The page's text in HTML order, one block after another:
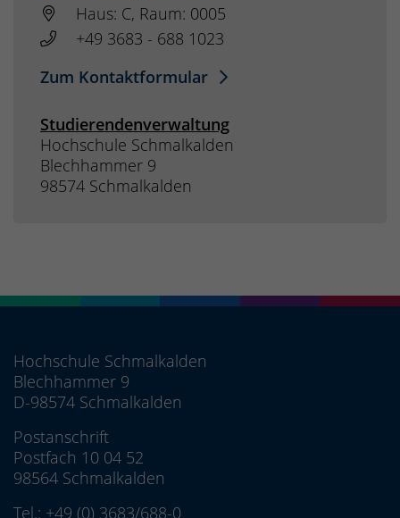
Haus: C, Raum: 0005
+49 3683 - 688 1023
Zum Kontaktformular
Studierendenverwaltung
Hochschule Schmalkalden
Blechhammer 9
98574 Schmalkalden
Hochschule Schmalkalden
Blechhammer 9
D-98574 Schmalkalden
Postanschrift
Postfach 10 04 52
98564 Schmalkalden
Tel.: +49 (0) 3683/688-0